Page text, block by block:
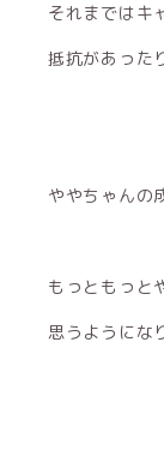
それまではキ
抵抗があった
ややちゃんの
もっともっと
思うようにな